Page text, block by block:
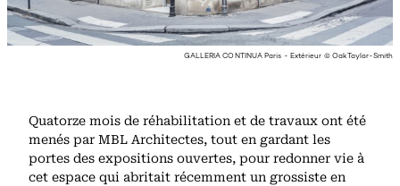
GALLERIA CONTINUA Paris - Extérieur © Oak Taylor-Smith
Quatorze mois de réhabilitation et de travaux ont été
menés par MBL Architectes, tout en gardant les
portes des expositions ouvertes, pour redonner vie à
cet espace qui abritait récemment un grossiste en